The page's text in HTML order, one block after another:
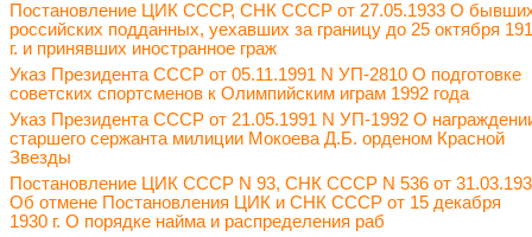
Постановление ЦИК СССР, СНК СССР от 27.05.1933 О
российских подданных, уехавших за границу до 25 октября
г. и принявших иностранное граж
Указ Президента СССР от 05.11.1991 N УП-2810 О подготовке
советских спортсменов к Олимпийским играм 1992 года
Указ Президента СССР от 21.05.1991 N УП-1992 О
старшего сержанта милиции Мокоева Д.Б. орденом Красной
Звезды
Постановление ЦИК СССР N 93, СНК СССР N 536 от
Об отмене Постановления ЦИК и СНК СССР от 15 декабря
1930 г. О порядке найма и распределения раб